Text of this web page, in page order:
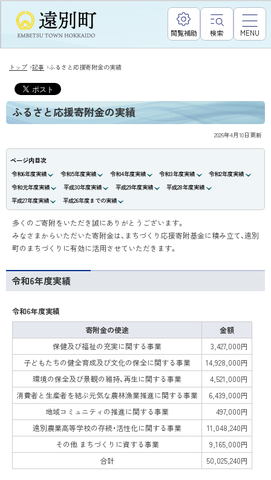
閲覧補助 検索 MENU
トップ ›記事 ›ふるさと応援寄附金の実績
ふるさと応援寄附金の実績
2026年4月10日 更新
ページ内目次
令和6年度実績 令和5年度実績 令和4年度実績 令和3年度実績
令和2年度実績
令和元年度実績
平成30年度実績 平成29年度実績
平成28年度実績
平成27年度実績
平成26年度までの実績
多くのご寄附をいただき誠にありがとうございます。
みなさまからいただいた寄附金は、まちづくり応援寄附基金に積み立て、遠別
町のまちづくりに有効に活用させていただきます。
令和6年度実績
令和6年度実績
寄附金の使途
金額
保健及び福祉の充実に関する事業
3,427,000円
子どもたちの健全育成及び文化の保全に関する事業
14,928,000円
環境の保全及び景観の維持、再生に関する事業
4,521,000円
消費者と生産者を結ぶ元気な農林漁業推進に関する事業
6,439,000円
地域コミュニティの推進に関する事業
497,000円
遠別農業高等学校の存続・活性化に関する事業
11,048,240円
その他 まちづくりに資する事業
9,165,000円
合計
50,025,240円